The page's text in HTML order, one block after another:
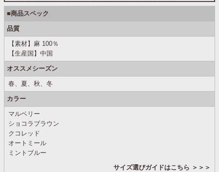
■商品スペック
品質
【素材】麻 100％
【生産国】中国
オススメシーズン
春、夏、秋、冬
カラー
マルベリー
ショコラブラウン
クコレッド
オートミール
ミントブルー
サイズ選びガイドはこちら ＞＞＞